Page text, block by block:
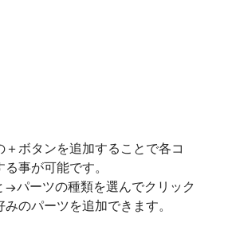
＋ボタンを追加することで各コ
事が可能です。
パーツの種類を選んでクリック
のパーツを追加できます。